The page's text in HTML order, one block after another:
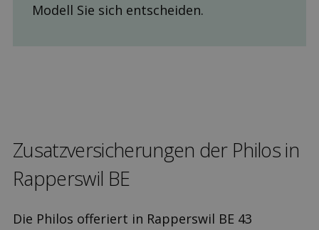
Modell Sie sich entscheiden.
Zusatz­versicherungen der Philos in
Rapperswil BE
Die Philos offeriert in Rapperswil BE 43